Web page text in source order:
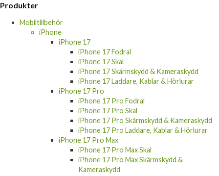
Produkter
Mobiltillbehör
iPhone
iPhone 17
iPhone 17 Fodral
iPhone 17 Skal
iPhone 17 Skärmskydd & Kameraskydd
iPhone 17 Laddare, Kablar & Hörlurar
iPhone 17 Pro
iPhone 17 Pro Fodral
iPhone 17 Pro Skal
iPhone 17 Pro Skärmskydd & Kameraskydd
iPhone 17 Pro Laddare, Kablar & Hörlurar
iPhone 17 Pro Max
iPhone 17 Pro Max Skal
iPhone 17 Pro Max Skärmskydd &
Kameraskydd